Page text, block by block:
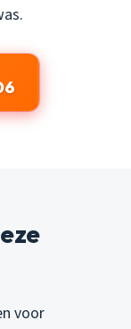
voor